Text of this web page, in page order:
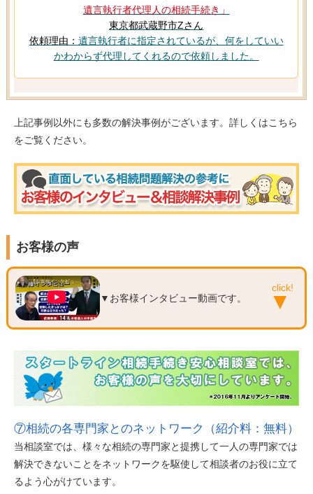
遺言執行者代理人の相続手続き」
東京都武蔵野市Zさん
依頼理由： 遺言執行者に指定されているが、何をしていい
かわからず代理してくれるので依頼しました。
上記事例以外にも多数の解決事例がございます。詳しくはこちら
をご覧ください。
お客様の声
▼お客様インタビュー動画です。
⑦相続の各専門家とのネットワーク（紹介料：無料）
当相談室では、様々な相続の専門家と提携して一人の専門家では
解決できないことをネットワークを駆使して相談者のお役に立て
るよう心がけています。